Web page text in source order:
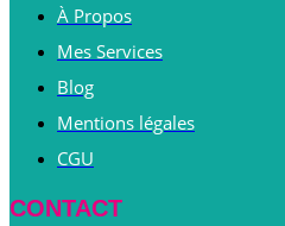
À Propos
Mes Services
Blog
Mentions légales
CGU
CONTACT